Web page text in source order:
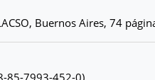
Buernos Aires, 74
85-7993-452-0)